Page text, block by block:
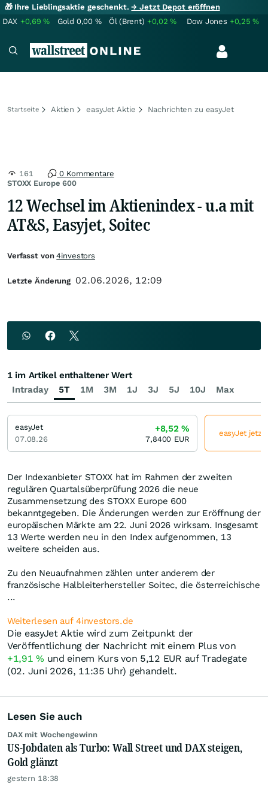
🎁 Ihre Lieblingsaktie geschenkt.→ Jetzt Depot eröffnen
DAX +0,69% Gold 0,00 % Öl (Brent) +0,02% Dow Jones +0,25%
Startseite Aktien easyJet Aktie Nachrichten zu easyJet
STOXX Europe 600
161 0 Kommentare
12 Wechsel im Aktienindex - u.a mit
AT&S, Easyjet, Soitec
Der Indexanbieter STOXX hat im Rahmen der zweiten
regulären Quartalsüberprüfung 2026 die neue
Zusammensetzung des STOXX Europe 600
bekanntgegeben. Die Änderungen werden zur Eröffnung der
europäischen Märkte am 22. Juni 2026 wirksam. Insgesamt
13 Werte werden neu in den Index aufgenommen, 13
weitere scheiden aus.
Zu den Neuaufnahmen zählen unter anderem der
französische Halbleiterhersteller Soitec, die österreichische
...
Weiterlesen auf 4investors.de
Die easyJet Aktie wird zum Zeitpunkt der
Veröffentlichung der Nachricht mit einem Plus von
+1,91% und einem Kurs von 5,12 EUR auf Tradegate
(02. Juni 2026, 11:35 Uhr) gehandelt.
Lesen Sie auch
DAX mit Wochengewinn
US-Jobdaten als Turbo: Wall Street und DAX steigen,
Gold glänzt
gestern 18:38
Verfasst von4investors
Letzte Änderung 02.06.2026, 12:09
Intraday 5T 1M 3M 1J 3J 5J 10J Max
1 im Artikel enthaltener Wert
easyJet
07.08.26
+8,52%
7,8400 EUR
easyJet jetzt